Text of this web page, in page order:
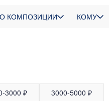
КОМПОЗИЦИИ КОМУ
3000 ₽ 3000-5000 ₽